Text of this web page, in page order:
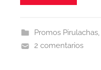
Promos Pirulachas,
2 comentarios